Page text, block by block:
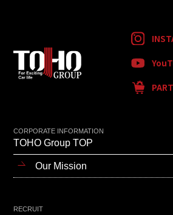
CORPORATE INFORMATION
TOHO Group TOP
Our Mission
RECRUIT